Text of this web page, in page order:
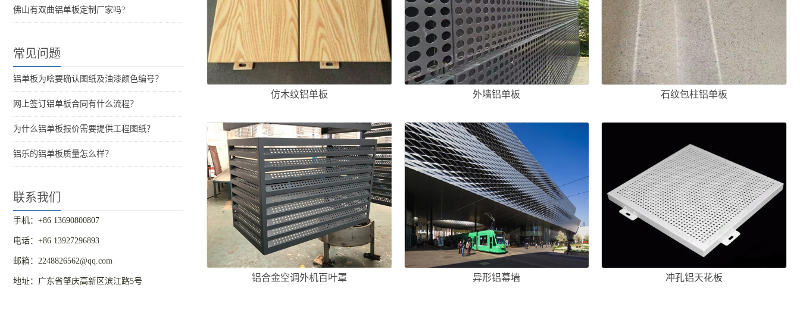
佛山有双曲铝单板定制厂家吗?
常见问题
铝单板为啥要确认图纸及油漆颜色编号？
网上签订铝单板合同有什么流程？
为什么铝单板报价需要提供工程图纸？
铝乐的铝单板质量怎么样？
联系我们
手机：+86 13690800807
电话：+86 13927296893
邮箱：2248826562@qq.com
地址：广东省肇庆高新区滨江路5号
仿木纹铝单板 外墙铝单板 石纹包柱铝单板
铝合金空调外机百叶罩 异形铝幕墙 冲孔铝天花板